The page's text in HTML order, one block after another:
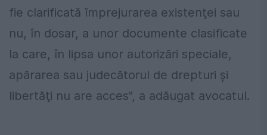
fie clarificată împrejurarea existenţei sau
nu, în dosar, a unor documente clasificate
la care, în lipsa unor autorizări speciale,
apărarea sau judecătorul de drepturi şi
libertăţi nu are acces", a adăugat avocatul.